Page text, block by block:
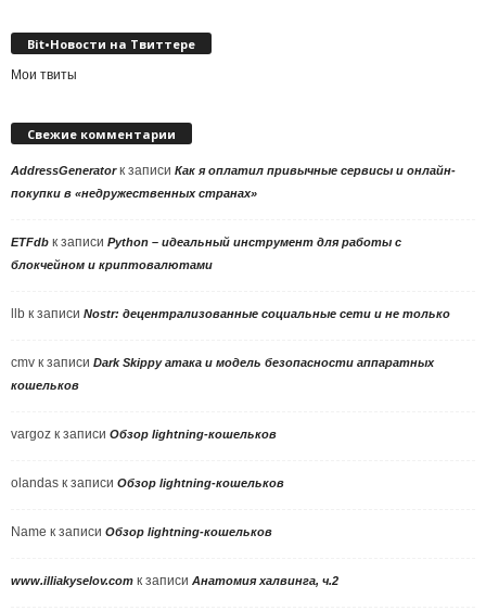
Bit•Новости на Твиттере
Мои твиты
Свежие комментарии
AddressGeneratorк записи Как я оплатил привычные сервисы и онлайн-
покупки в «недружественных странах»
ETFdb к записи Python – идеальный инструмент для работы с
блокчейном и криптовалютами
llb к записи Nostr: децентрализованные социальные сети и не только
cmv к записи Dark Skippy атака и модель безопасности аппаратных
кошельков
vargoz к записи Обзор lightning-кошельков
olandas к записи Обзор lightning-кошельков
Name к записи Обзор lightning-кошельков
www.illiakyselov.com к записи Анатомия халвинга, ч.2